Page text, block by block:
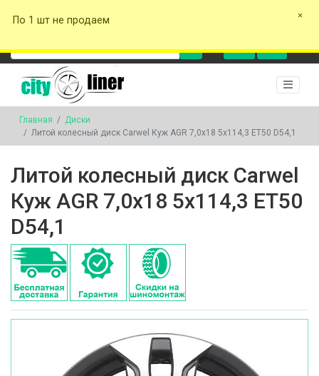
+375 29 162-00-17
+375 29
0 0
Главная
Диски
Литой колесный диск Carwel Куж AGR 7,0x18 5x114,3 ET50 D54,1
Литой колесный диск Carwel
Куж AGR 7,0x18 5x114,3 ET50
D54,1
По 1 шт не продаем